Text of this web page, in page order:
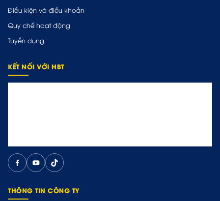
Điều kiện và điều khoản
Quy chế hoạt động
Tuyển dụng
KẾT NỐI VỚI HBT
THÔNG TIN CÔNG TY